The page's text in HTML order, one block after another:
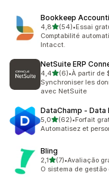
Bookkeep
4,8étoile(s) sur 5
(54)
54 avis au total
•Essai
Comptabilité
Intacct.
NetSuite ERP
4,4étoile(s) sur 5
(6)
6 avis au total
•À partir de
Synchroniser les
avec NetSuite
DataChamp ‑
5,0étoile(s) sur 5
(62)
62 avis au total
•Forfait
Automatisez et
Bling
2,1étoile(s) sur 5
(7)
7 avis au total
•Avaliação
O sistema de